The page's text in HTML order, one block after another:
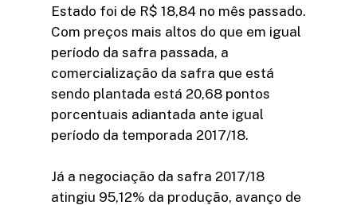
Estado foi de R$ 18,84 no mês passado.
Com preços mais altos do que em igual
período da safra passada, a
comercialização da safra que está
sendo plantada está 20,68 pontos
porcentuais adiantada ante igual
período da temporada 2017/18.
Já a negociação da safra 2017/18
atingiu 95,12% da produção, avanço de